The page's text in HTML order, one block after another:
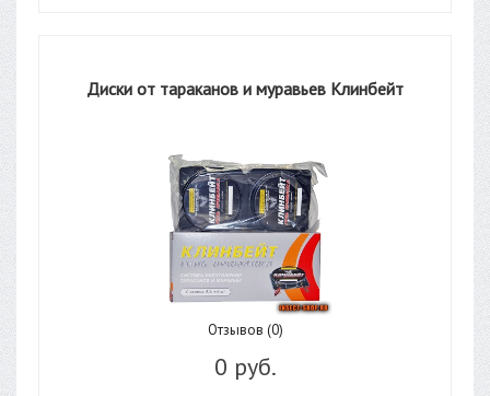
Диски от тараканов и муравьев Клинбейт
Отзывов (0)
0 руб.